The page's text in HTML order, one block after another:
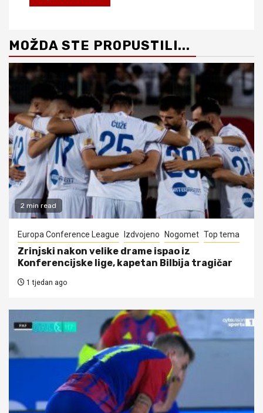
MOŽDA STE PROPUSTILI...
2 min read
Europa Conference League Izdvojeno Nogomet Top tema
Zrinjski nakon velike drame ispao iz
Konferencijske lige, kapetan Bilbija tragičar
1 tjedan ago